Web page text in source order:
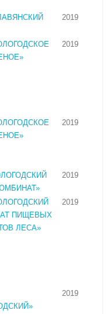
2019
2019
2019
2019
ПИЩЕВЫХ
ЛЕСА»
2019
2019